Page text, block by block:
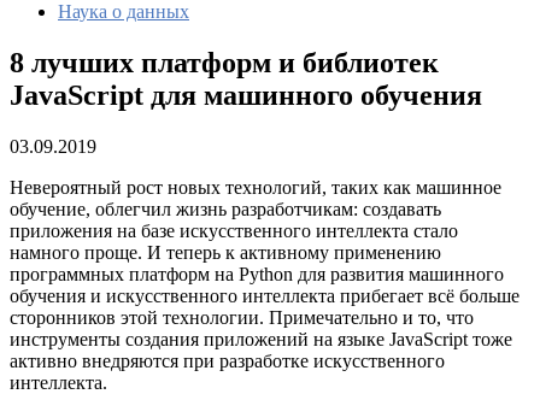
Наука о данных
8 лучших платформ и библиотек
JavaScript для машинного обучения
03.09.2019
Невероятный рост новых технологий, таких как машинное
обучение, облегчил жизнь разработчикам: создавать
приложения на базе искусственного интеллекта стало
намного проще. И теперь к активному применению
программных платформ на Python для развития машинного
обучения и искусственного интеллекта прибегает всё больше
сторонников этой технологии. Примечательно и то, что
инструменты создания приложений на языке JavaScript тоже
активно внедряются при разработке искусственного
интеллекта.